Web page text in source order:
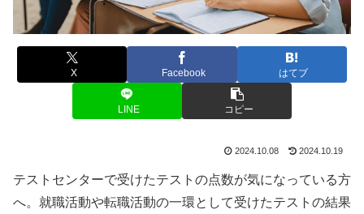
X Facebook はてブ
LINE コピー
2024.10.08 2024.10.19
テストセンターで受けたテストの点数が気になっている方
へ。就職活動や転職活動の一環として受けたテストの結果